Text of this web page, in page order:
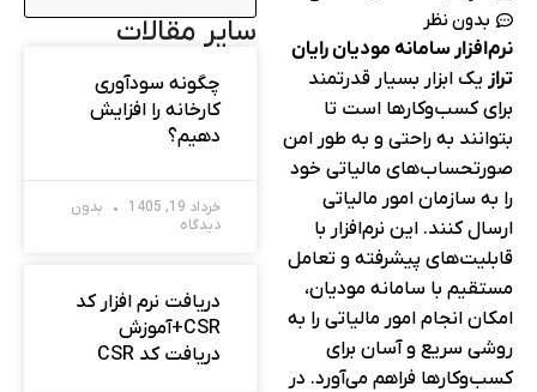
سایر مقالات
چگونه سودآوری
کارخانه را افزایش
دهیم؟
خرداد 19, 1405
بدون
دیدگاه
دریافت نرم افزار کد
CSR+آموزش
دریافت کد CSR
بدون نظر
نرم‌افزار سامانه مودیان رایان
تراز یک ابزار بسیار قدرتمند
برای کسب‌وکارها است تا
بتوانند به راحتی و به طور امن
صورتحساب‌های مالیاتی خود
را به سازمان امور مالیاتی
ارسال کنند. این نرم‌افزار با
قابلیت‌های پیشرفته و تعامل
مستقیم با سامانه مودیان،
امکان انجام امور مالیاتی را به
روشی سریع و آسان برای
کسب‌وکارها فراهم می‌آورد. در